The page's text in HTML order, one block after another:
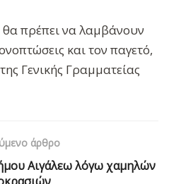
πρέπει να λαμβάνουν
και τον παγετό,
Γενικής Γραμματείας
άρθρο
Αιγάλεω λόγω χαμηλών